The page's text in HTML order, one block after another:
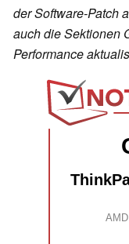
der Software-Patch
auch die Sektionen
Performance